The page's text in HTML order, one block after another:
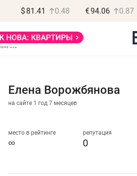
$ 81.41 0.48 €94.06 0.87
Елена Ворожбянова
на сайте 1 год 7 месяцев
место в рейтинге
∞
репутация
0